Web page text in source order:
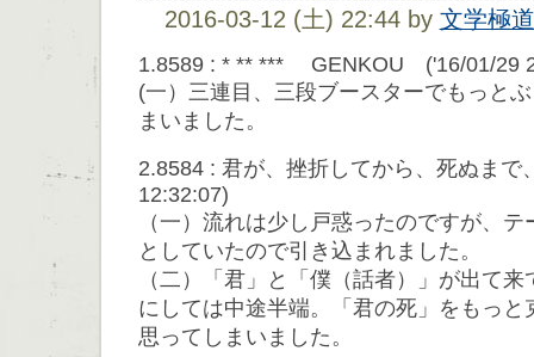
2016-03-12 (土) 22:44 by 文学極
1.8589 : * ** *** GENKOU ('16/01/29
(一）三連目、三段ブースターでもっと
まいました。
2.8584 : 君が、挫折してから、死ぬま
12:32:07)
（一）流れは少し戸惑ったのですが、
としていたので引き込まれました。
（二）「君」と「僕（話者）」が出て
にしては中途半端。「君の死」をもっと
思ってしまいました。